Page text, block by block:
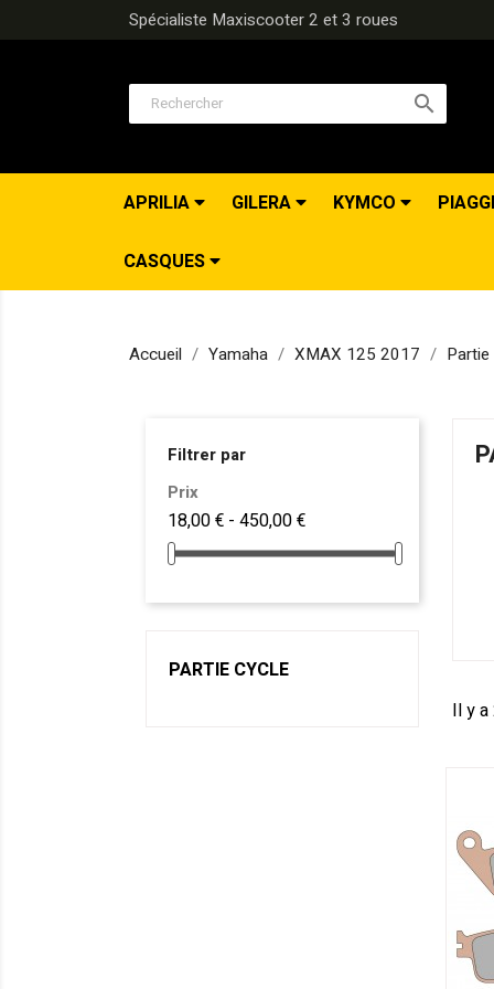
Spécialiste Maxiscooter 2 et 3 roues

APRILIA GILERA KYMCO
CASQUES
Accueil Yamaha XMAX 125 2017
Filtrer par
Prix
18,00 € - 450,00 €
PARTIE CYCLE
Il y